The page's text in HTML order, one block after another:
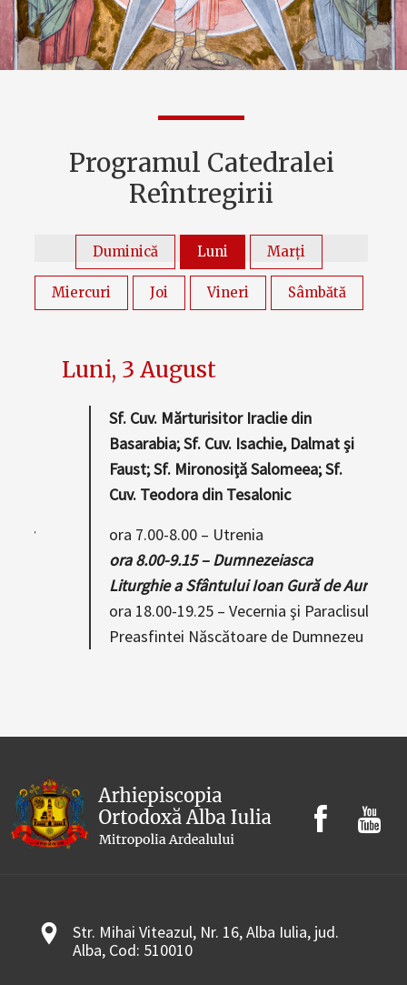
Programul Catedralei
Reîntregirii
Luni, 3 August
Sf. Cuv. Mărturisitor Iraclie din
Basarabia; Sf. Cuv. Isachie, Dalmat și
Faust; Sf. Mironosiță Salomeea; Sf.
Cuv. Teodora din Tesalonic
ora 7.00-8.00 – Utrenia
ora 8.00-9.15 – Dumnezeiasca
Liturghie a Sfântului Ioan Gură de Aur
ora 18.00-19.25 – Vecernia şi Paraclisul
Preasfintei Născătoare de Dumnezeu
Str. Mihai Viteazul, Nr. 16, Alba Iulia, jud.
Alba, Cod: 510010